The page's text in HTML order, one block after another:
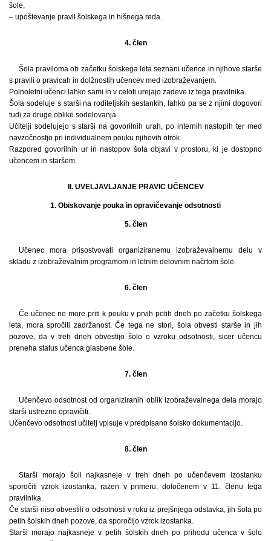
šole,
– upoštevanje pravil šolskega in hišnega reda.
4. člen
Šola praviloma ob začetku šolskega leta seznani učence in njihove starše
s pravili o pravicah in dolžnostih učencev med izobraževanjem.
Polnoletni učenci lahko sami in v celoti urejajo zadeve iz tega pravilnika.
Šola sodeluje s starši na roditeljskih sestankih, lahko pa se z njimi dogovori
tudi za druge oblike sodelovanja.
Učitelji sodelujejo s starši na govorilnih urah, po internih nastopih ter med
navzočnostjo pri individualnem pouku njihovih otrok.
Razpored govorilnih ur in nastopov šola objavi v prostoru, ki je dostopno
učencem in staršem.
II. UVELJAVLJANJE PRAVIC UČENCEV
1. Obiskovanje pouka in opravičevanje odsotnosti
5. člen
Učenec mora prisostvovati organiziranemu izobraževalnemu delu v
skladu z izobraževalnim programom in letnim delovnim načrtom šole.
6. člen
Če učenec ne more priti k pouku v prvih petih dneh po začetku šolskega
leta, mora spročiti zadržanost. Če tega ne stori, šola obvesti starše in jih
pozove, da v treh dneh obvestijo šolo o vzroku odsotnosti, sicer učencu
preneha status učenca glasbene šole.
7. člen
Učenčevo odsotnost od organiziranih oblik izobraževalnega dela morajo
starši ustrezno opravičiti.
Učenčevo odsotnost učitelj vpisuje v predpisano šolsko dokumentacijo.
8. člen
Starši morajo šoli najkasneje v treh dneh po učenčevem izostanku
sporočiti vzrok izostanka, razen v primeru, določenem v 11. členu tega
pravilnika.
Če starši niso obvestili o odsotnosti v roku iz prejšnjega odstavka, jih šola po
petih šolskih dneh pozove, da sporočijo vzrok izostanka.
Starši morajo najkasneje v petih šolskih dneh po prihodu učenca v šolo